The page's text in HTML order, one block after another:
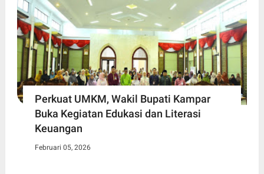
Perkuat UMKM, Wakil Bupati Kampar
Buka Kegiatan Edukasi dan Literasi
Keuangan
Februari 05, 2026